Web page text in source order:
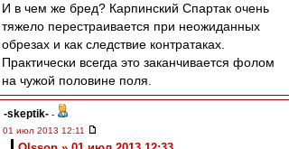
И в чем же бред? Карпинский Спартак очень
тяжело перестраивается при неожиданных
обрезах и как следствие контратаках.
Практически всегда это заканчивается фолом
на чужой половине поля.
-skeptik- -
01 июл 2013 12:11